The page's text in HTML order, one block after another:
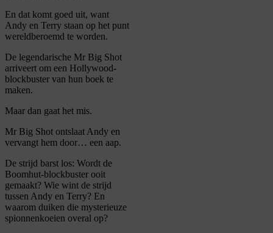
En dat komt goed uit, want
Andy en Terry staan op het punt
wereldberoemd te worden.
De legendarische Mr Big Shot
arriveert om een Hollywood-
blockbuster van hun boek te
maken.
Maar dan gaat het mis.
Mr Big Shot ontslaat Andy en
vervangt hem door… een aap.
De strijd barst los: Wordt de
Boomhut-blockbuster ooit
gemaakt? Wie wint de strijd
tussen Andy en Terry? En
waarom duiken die mysterieuze
spionnenkoeien overal op?